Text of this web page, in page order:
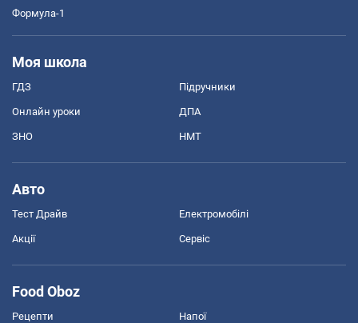
Формула-1
Моя школа
ГДЗ Підручники
Онлайн уроки ДПА
ЗНО НМТ
Авто
Тест Драйв Електромобілі
Акції Сервіс
Food Oboz
Рецепти Напої